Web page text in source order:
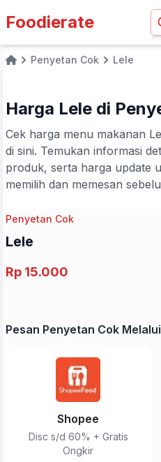
Foodierate
HomePenyetan Cok Lele
Harga Lele di
Cek harga menu makanan
di sini. Temukan informasi
produk, serta harga update
memilih dan memesan
Penyetan Cok
Lele
Rp 15.000
Pesan Penyetan Cok Melalui
Shopee
Disc s/d 60% + Gratis
Ongkir